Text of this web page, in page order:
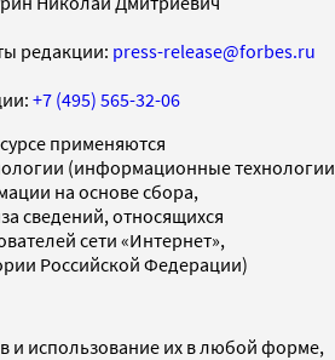
редакции: press-release@forbes.ru
+7 (495) 565-32-06
применяются
(информационные технологии
на основе сбора,
сведений, относящихся
сети «Интернет»,
Российской Федерации)
и использование их в любой форме,